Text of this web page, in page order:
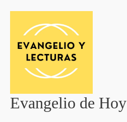
contenido
Evangelio de Hoy